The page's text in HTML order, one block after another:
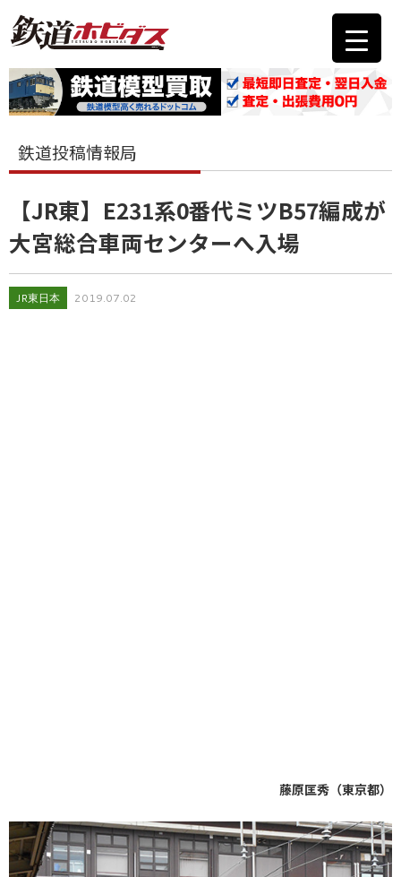
鉄道投稿情報局
【JR東】E231系0番代ミツB57編成が
大宮総合車両センターへ入場
JR東日本 2019.07.02
藤原匡秀（東京都）